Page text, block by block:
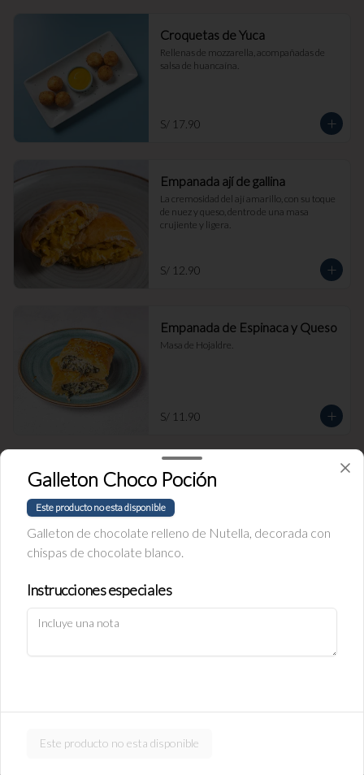
Croquetas de Yuca
Rellenas de mozzarella, acompañadas de
salsa de huancaína.
S/ 17.90
Empanada ají de gallina
La cremosidad del ají amarillo, con su toque
de nuez y queso, dentro de una masa
crujiente y ligera.
S/ 12.90
Empanada de Espinaca y Queso
Masa de Hojaldre.
S/ 11.90
Empanada de Jamón y Queso
S/ 11.90
Política de Cookies
Haga clic en Aceptar para permitir que Justo use cookies a fin
Galleton Choco Poción
Este producto no esta disponible
Galleton de chocolate relleno de Nutella, decorada con
chispas de chocolate blanco.
Instrucciones especiales
Este producto no esta disponible